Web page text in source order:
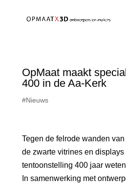
OpMaat maakt
400 in de Aa-Kerk
#Nieuws
Tegen de felrode wanden
de zwarte vitrines en
tentoonstelling 400 jaar
In samenwerking met